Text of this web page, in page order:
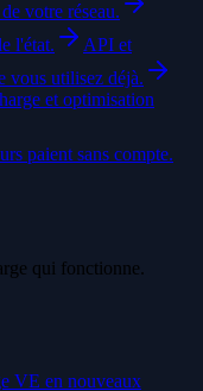
votre réseau.
l'état.
API et
vous utilisez déjà.
et optimisation
paient sans compte.
qui fonctionne.
VE en nouveaux